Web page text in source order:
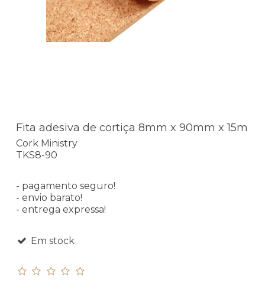
Fita adesiva de cortiça 8mm x 90mm x 15m
Cork Ministry
TKS8-90
- pagamento seguro!
- envio barato!
- entrega expressa!
Em stock